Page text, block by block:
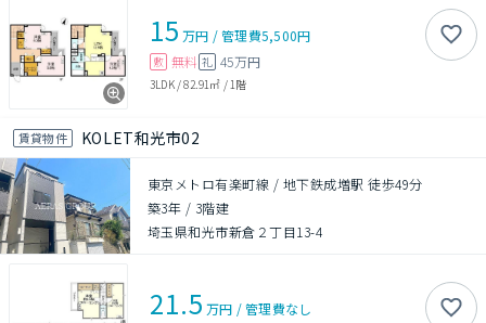
15 万円 /管理費5,500円
敷 無料 礼 45万円
3LDK/82.91㎡ / 1階
賃貸物件 KOLET和光市02
東京メトロ有楽町線 / 地下鉄成増駅 徒歩49分
築3年 / 3階建
埼玉県和光市新倉２丁目13-4
21.5 万円 /管理費なし